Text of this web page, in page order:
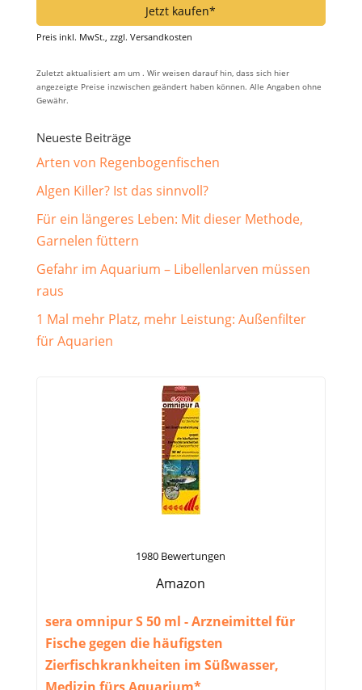
Jetzt kaufen*
Preis inkl. MwSt., zzgl. Versandkosten
Zuletzt aktualisiert am um . Wir weisen darauf hin, dass sich hier
angezeigte Preise inzwischen geändert haben können. Alle Angaben ohne
Gewähr.
Neueste Beiträge
Arten von Regenbogenfischen
Algen Killer? Ist das sinnvoll?
Für ein längeres Leben: Mit dieser Methode,
Garnelen füttern
Gefahr im Aquarium – Libellenlarven müssen
raus
1 Mal mehr Platz, mehr Leistung: Außenfilter
für Aquarien
1980 Bewertungen
Amazon
sera omnipur S 50 ml - Arzneimittel für
Fische gegen die häufigsten
Zierfischkrankheiten im Süßwasser,